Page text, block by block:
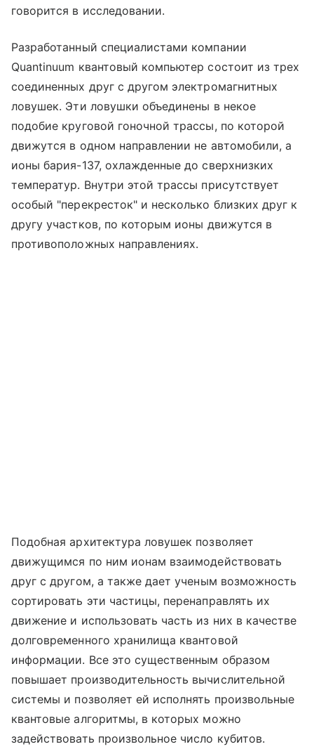
говорится в исследовании.
Разработанный специалистами компании
Quantinuum квантовый компьютер состоит из трех
соединенных друг с другом электромагнитных
ловушек. Эти ловушки объединены в некое
подобие круговой гоночной трассы, по которой
движутся в одном направлении не автомобили, а
ионы бария-137, охлажденные до сверхнизких
температур. Внутри этой трассы присутствует
особый "перекресток" и несколько близких друг к
другу участков, по которым ионы движутся в
противоположных направлениях.
Подобная архитектура ловушек позволяет
движущимся по ним ионам взаимодействовать
друг с другом, а также дает ученым возможность
сортировать эти частицы, перенаправлять их
движение и использовать часть из них в качестве
долговременного хранилища квантовой
информации. Все это существенным образом
повышает производительность вычислительной
системы и позволяет ей исполнять произвольные
квантовые алгоритмы, в которых можно
задействовать произвольное число кубитов.